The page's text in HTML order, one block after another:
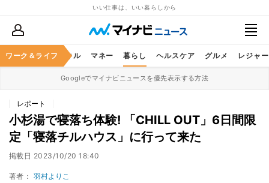
いい仕事は、いい暮らしから
ワーク＆ライフ
ア ビジネススキル マネー 暮らし ヘルスケア グルメ レジャー
Googleでマイナビニュースを優先表示する方法
レポート
小杉湯で寝落ち体験! 「CHILL OUT」6日間限
定「寝落チルハウス」に行って来た
掲載日 2023/10/20 18:40
著者： 羽村よりこ